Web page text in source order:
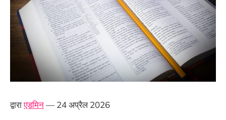
द्वाराएडमिन— 24 अप्रैल 2026